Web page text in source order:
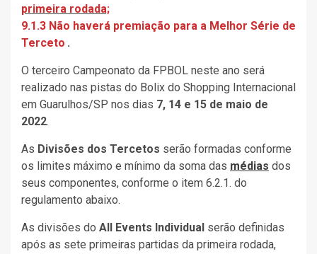
primeira rodada;
9.1.3 Não haverá premiação para a Melhor Série de
Terceto .
O terceiro Campeonato da FPBOL neste ano será
realizado nas pistas do Bolix do Shopping Internacional
em Guarulhos/SP nos dias 7, 14 e 15 de maio de
2022.
As Divisões dos Tercetos serão formadas conforme
os limites máximo e mínimo da soma das médias dos
seus componentes, conforme o item 6.2.1. do
regulamento abaixo.
As divisões do All Events Individual serão definidas
após as sete primeiras partidas da primeira rodada,